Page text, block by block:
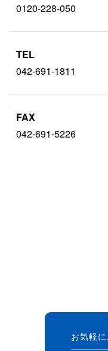
0120-228-050
TEL
042-691-1811
FAX
042-691-5226
お気軽